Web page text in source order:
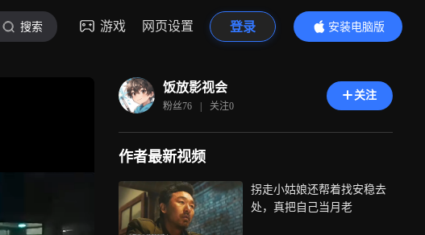
搜索 游戏 网页设置 登录
安装电脑版
内容更精彩
饭放影视会
粉丝76 | 关注0
关注
作者最新视频
拐走小姑娘还帮着找安稳去
处，真把自己当月老